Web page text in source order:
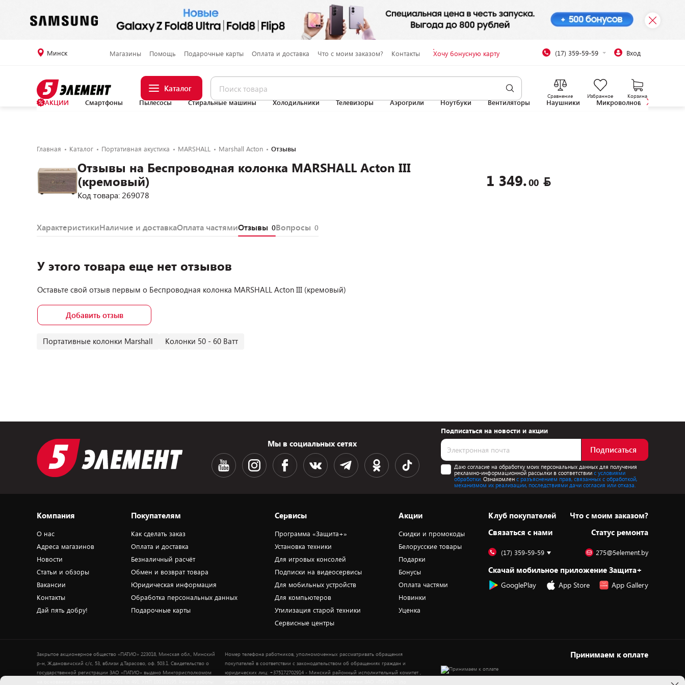
Минск Магазины Помощь Подарочные карты Оплата и доставка Что с моим заказом? Контакты Хочу бонусную карту (17) 359-59-59 Вход
Каталог
Сравнение Избранное Корзина
АКЦИИ Смартфоны Пылесосы Стиральные машины Холодильники Телевизоры Аэрогрили Ноутбуки Вентиляторы Наушники Микроволновые печи
Главная Каталог Портативная акустика MARSHALL Marshall Acton Отзывы
Отзывы на Беспроводная колонка MARSHALL Acton III
(кремовый)
Код товара: 269078
1 349.00
ХарактеристикиНаличие и доставкаОплата частямиОтзывы 0Вопросы 0
У этого товара еще нет отзывов
Оставьте свой отзыв первым о Беспроводная колонка MARSHALL Acton III (кремовый)
Добавить отзыв
Портативные колонки Marshall Колонки 50 - 60 Ватт
Мы в социальных сетях
Подписаться на новости и акции
Подписаться
Даю согласие на обработку моих персональных данных для получения
рекламно-информационной рассылки в соответствиис условиями
обработки. Ознакомлен с разъяснением прав, связанных с обработкой,
механизмом их реализации, последствиями дачи согласия или отказа.
Компания
О нас
Адреса магазинов
Новости
Статьи и обзоры
Вакансии
Контакты
Дай пять добру!
Покупателям
Как сделать заказ
Оплата и доставка
Безналичный расчёт
Обмен и возврат товара
Юридическая информация
Обработка персональных данных
Подарочные карты
Сервисы
Программа «Защита+»
Установка техники
Для игровых консолей
Подписки на видеосервисы
Для мобильных устройств
Для компьютеров
Утилизация старой техники
Сервисные центры
Акции
Скидки и промокоды
Белорусские товары
Подарки
Бонусы
Оплата частями
Новинки
Уценка
Клуб покупателей
Cвязаться с нами
Что с моим заказом?
Статус ремонта
(17) 359-59-59 275@5element.by
Скачай мобильное приложение Защита+
GooglePlay App Store App Gallery
Закрытое акционерное общество «ПАТИО» 223018, Минская обл., Минский
р-н, Ждановичский с/с, 53, вблизи д.Тарасово, оф. 503.1. Свидетельство о
государственной регистрации ЗАО «ПАТИО» выдано Мингорисполкомом
Номер телефона работников, уполномоченных рассматривать обращения
покупателей в соответствии с законодательством об обращениях граждан и
юридических лиц: +375172702914 - Минский районный исполнительный комитет ,
Принимаем к оплате